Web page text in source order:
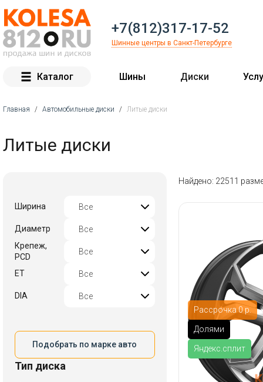
+7(812)317-17-52
Шинные центры в Санкт-Петербурге
Каталог Шины Диски
Главная / Автомобильные диски / Литые диски
Литые диски
Ширина
Диаметр
Крепеж,
PCD
ET
DIA
Подобрать по марке авто
Тип диска
Найдено: 22511
Рассрочка 0 р.
Долями
Яндекс.сплит